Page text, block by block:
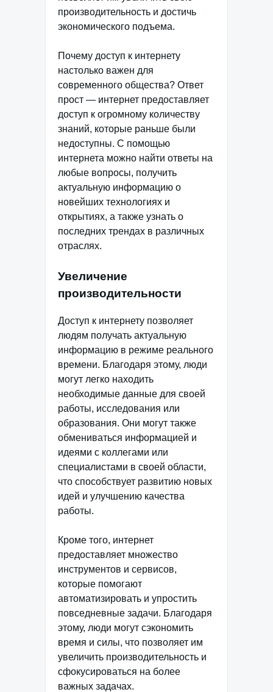
производительность и достичь
экономического подъема.
Почему доступ к интернету
настолько важен для
современного общества? Ответ
прост — интернет предоставляет
доступ к огромному количеству
знаний, которые раньше были
недоступны. С помощью
интернета можно найти ответы на
любые вопросы, получить
актуальную информацию о
новейших технологиях и
открытиях, а также узнать о
последних трендах в различных
отраслях.
Увеличение
производительности
Доступ к интернету позволяет
людям получать актуальную
информацию в режиме реального
времени. Благодаря этому, люди
могут легко находить
необходимые данные для своей
работы, исследования или
образования. Они могут также
обмениваться информацией и
идеями с коллегами или
специалистами в своей области,
что способствует развитию новых
идей и улучшению качества
работы.
Кроме того, интернет
предоставляет множество
инструментов и сервисов,
которые помогают
автоматизировать и упростить
повседневные задачи. Благодаря
этому, люди могут сэкономить
время и силы, что позволяет им
увеличить производительность и
сфокусироваться на более
важных задачах.